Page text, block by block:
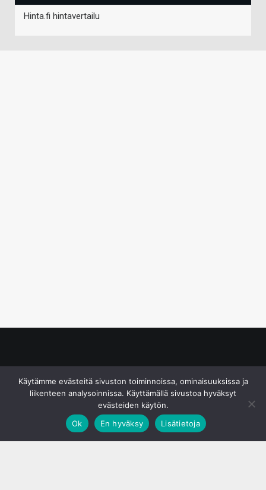
Hinta.fi hintavertailu
Käytämme evästeitä sivuston toiminnoissa, ominaisuuksissa ja
liikenteen analysoinnissa. Käyttämällä sivustoa hyväksyt
evästeiden käytön.
Ok
En hyväksy Lisätietoja